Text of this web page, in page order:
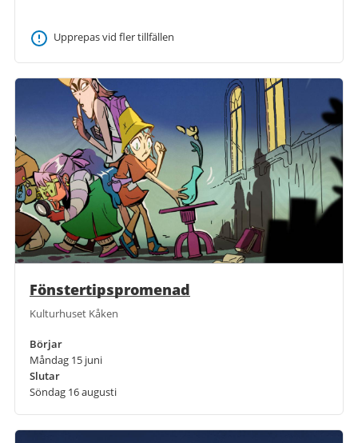
Upprepas vid fler tillfällen
Fönstertipspromenad
Kulturhuset Kåken
Börjar
Måndag 15 juni
Slutar
Söndag 16 augusti